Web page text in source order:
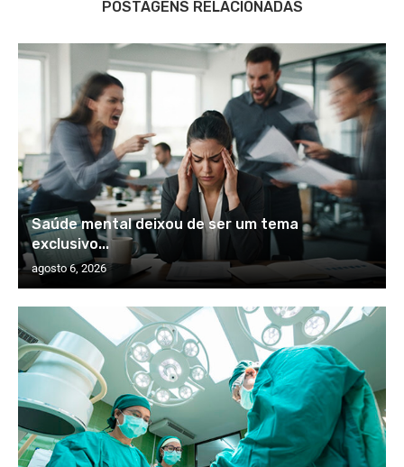
POSTAGENS RELACIONADAS
Saúde mental deixou de ser um tema
exclusivo...
agosto 6, 2026